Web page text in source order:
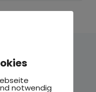
EMPFOHLEN
notwendig